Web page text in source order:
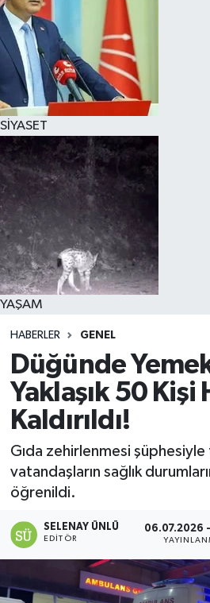
SİYASET
YAŞAM
HABERLER GENEL
Düğünde
Yaklaşık 50 Kişi
Kaldırıldı!
Gıda zehirlenmesi şüphesiyle
vatandaşların sağlık
öğrenildi.
SELENAY ÜNLÜ
EDITÖR
06.07.2026